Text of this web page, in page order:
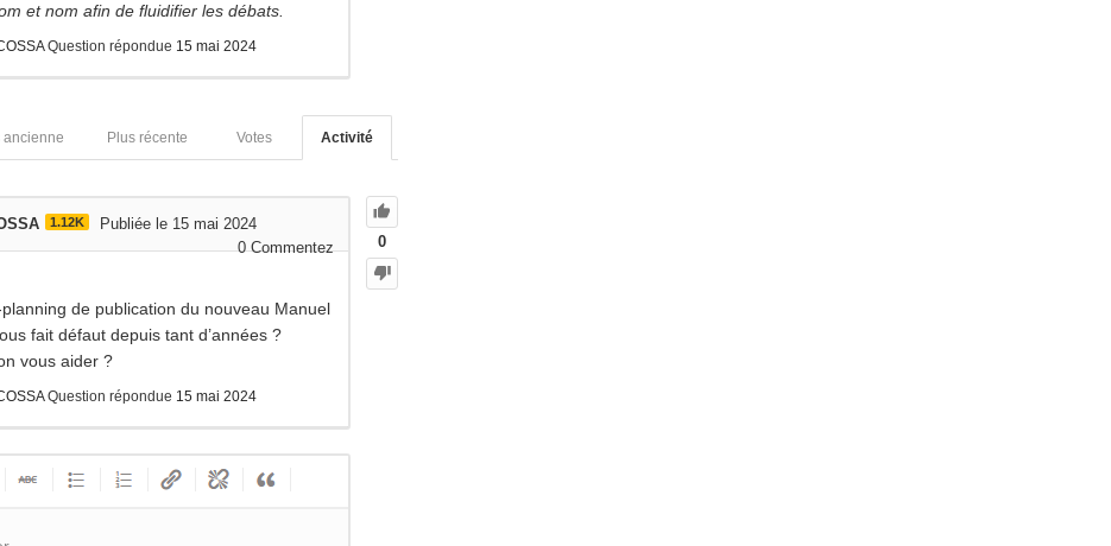
et nom afin de fluidifier les débats.
Question répondue 15 mai 2024
Activité
Votes
Plus récente
ancienne
0
1.12K
Publiée le 15 mai 2024
0Commentez
de publication du nouveau Manuel
fait défaut depuis tant d’années ?
vous aider ?
Question répondue 15 mai 2024